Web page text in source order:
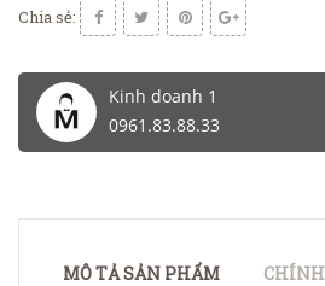
Chia sẻ:
Kinh doanh 1
0961.83.88.33
MÔ TẢ SẢN PHẨM